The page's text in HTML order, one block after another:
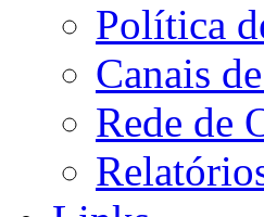
Política
Canais
Rede de